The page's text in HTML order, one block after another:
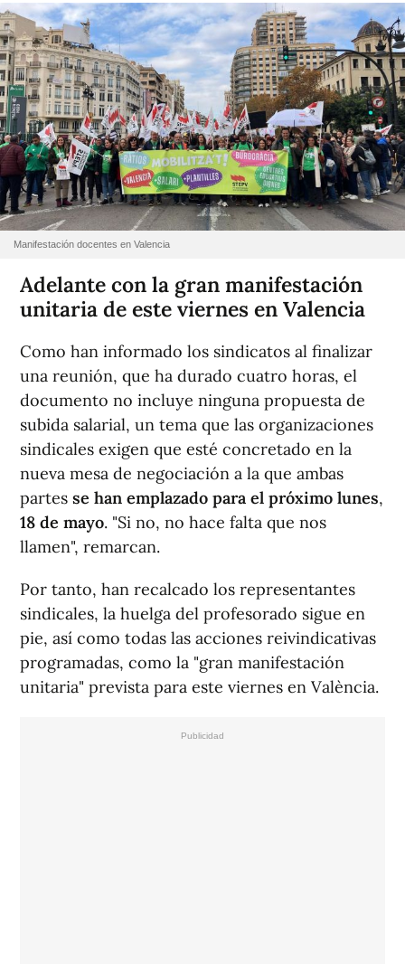
Manifestación docentes en Valencia
Adelante con la gran manifestación
unitaria de este viernes en Valencia
Como han informado los sindicatos al finalizar
una reunión, que ha durado cuatro horas, el
documento no incluye ninguna propuesta de
subida salarial, un tema que las organizaciones
sindicales exigen que esté concretado en la
nueva mesa de negociación a la que ambas
partes se han emplazado para el próximo lunes,
18 de mayo. "Si no, no hace falta que nos
llamen", remarcan.
Por tanto, han recalcado los representantes
sindicales, la huelga del profesorado sigue en
pie, así como todas las acciones reivindicativas
programadas, como la "gran manifestación
unitaria" prevista para este viernes en València.